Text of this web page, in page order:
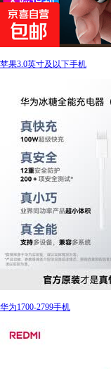
苹果3.0英寸及以下手机
华为1700-2799手机